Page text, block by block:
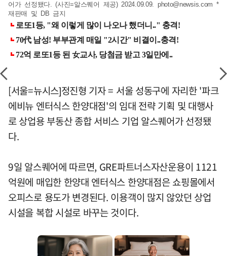
어가 선정됐다. (사진=알스퀘어 제공) 2024.09.09. photo@newsis.com *
재판매 및 DB 금지
[서울=뉴시스]정진형 기자 = 서울 성동구에 자리한 '파크
에비뉴 엔터식스 한양대점'의 임대 전략 기획 및 대행사
로 상업용 부동산 종합 서비스 기업 알스퀘어가 선정됐
다.
9일 알스퀘어에 따르면, GRE파트너스자산운용이 1121
억원에 매입한 한양대 엔터식스 한양대점은 쇼핑몰에서
오피스로 용도가 변경된다. 이용객이 많지 않았던 상업
시설을 복합 시설로 바꾸는 것이다.